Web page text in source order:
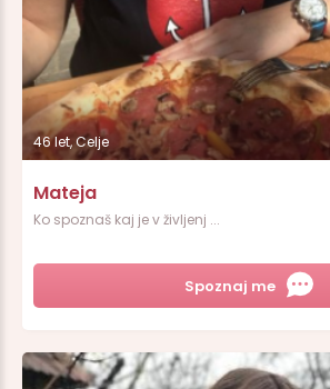
46 let, Celje
Mateja
Ko spoznaš kaj je v življenj ...
Spoznaj me